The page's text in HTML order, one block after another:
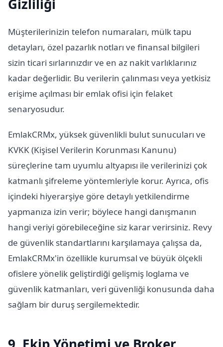
Gizliliği
Müşterilerinizin telefon numaraları, mülk tapu
detayları, özel pazarlık notları ve finansal bilgileri
sizin ticari sırlarınızdır ve en az nakit varlıklarınız
kadar değerlidir. Bu verilerin çalınması veya yetkisiz
erişime açılması bir emlak ofisi için felaket
senaryosudur.
EmlakCRMx, yüksek güvenlikli bulut sunucuları ve
KVKK (Kişisel Verilerin Korunması Kanunu)
süreçlerine tam uyumlu altyapısı ile verilerinizi çok
katmanlı şifreleme yöntemleriyle korur. Ayrıca, ofis
içindeki hiyerarşiye göre detaylı yetkilendirme
yapmanıza izin verir; böylece hangi danışmanın
hangi veriyi görebileceğine siz karar verirsiniz. Revy
de güvenlik standartlarını karşılamaya çalışsa da,
EmlakCRMx'in özellikle kurumsal ve büyük ölçekli
ofislere yönelik geliştirdiği gelişmiş loglama ve
güvenlik katmanları, veri güvenliği konusunda daha
sağlam bir duruş sergilemektedir.